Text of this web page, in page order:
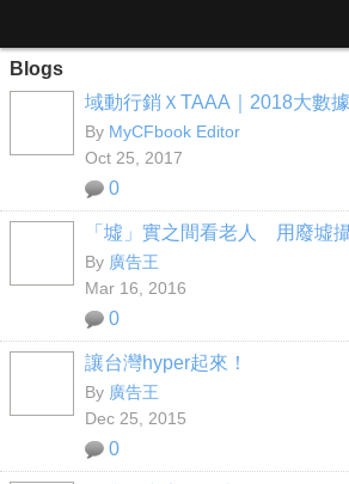
Blogs
域動行銷ＸTAAA｜2018大數
By MyCFbook Editor
Oct 25, 2017
0
「墟」實之間看老人 用廢墟
By 廣告王
Mar 16, 2016
0
讓台灣hyper起來！
By 廣告王
Dec 25, 2015
0